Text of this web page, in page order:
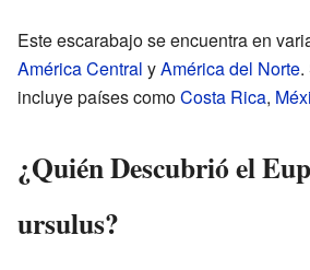
Este escarabajo se encuentra en
América Central yAmérica del Norte.
incluye países comoCosta Rica,
¿Quién Descubrió el
ursulus?